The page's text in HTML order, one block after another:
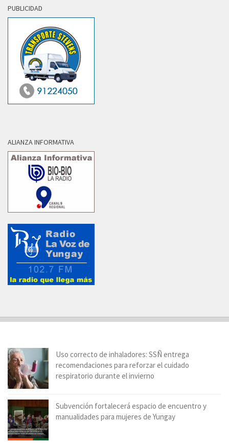
PUBLICIDAD
ALIANZA INFORMATIVA
Uso correcto de inhaladores: SSÑ entrega
recomendaciones para reforzar el cuidado
respiratorio durante el invierno
Subvención fortalecerá espacio de encuentro y
manualidades para mujeres de Yungay